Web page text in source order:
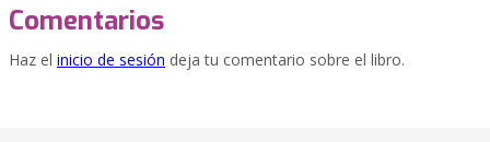
Comentarios
Haz el inicio de sesión deja tu comentario sobre el libro.